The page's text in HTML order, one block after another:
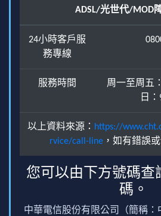
ADSL/光世代/MOD
24小時客戶服
務專線
服務時間
周一至周五
日
以上資料來源： https://
rvice/call-line ，如有錯誤
您可以由下方號碼查
碼。
中華電信股份有限公司（簡稱：